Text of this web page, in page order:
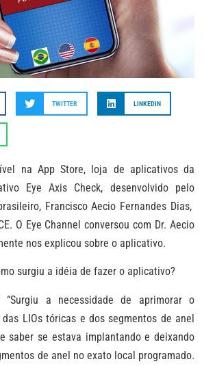
TWITTER LINKEDIN
na App Store, loja de aplicativos da
Eye Axis Check, desenvolvido pelo
Francisco Aecio Fernandes Dias,
O Eye Channel conversou com Dr. Aecio
nos explicou sobre o aplicativo.
surgiu a idéia de fazer o aplicativo?
“Surgiu a necessidade de aprimorar o
LIOs tóricas e dos segmentos de anel
saber se estava implantando e deixando
de anel no exato local programado.